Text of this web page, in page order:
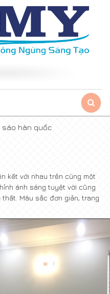
sáo hàn quốc
kết với nhau trên cùng một
ánh sáng tuyệt vời cũng
Màu sắc đơn giản, trang